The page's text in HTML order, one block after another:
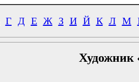
Г Д Е Ж З И Й К Л М
Художник